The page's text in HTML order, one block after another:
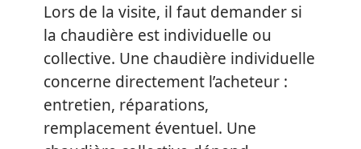
Lors de la visite, il faut demander si
la chaudière est individuelle ou
collective. Une chaudière individuelle
concerne directement l’acheteur :
entretien, réparations,
remplacement éventuel. Une